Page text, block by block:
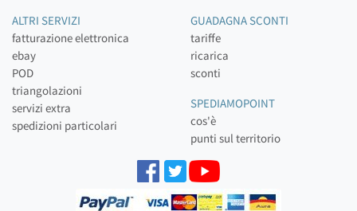
ALTRI SERVIZI
fatturazione elettronica
ebay
POD
triangolazioni
servizi extra
spedizioni particolari
GUADAGNA SCONTI
tariffe
ricarica
sconti
SPEDIAMOPOINT
cos'è
punti sul territorio